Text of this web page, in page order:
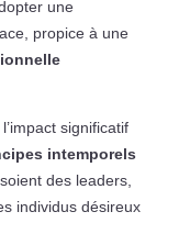
une
propice à une
significatif
intemporels
des leaders,
individus désireux